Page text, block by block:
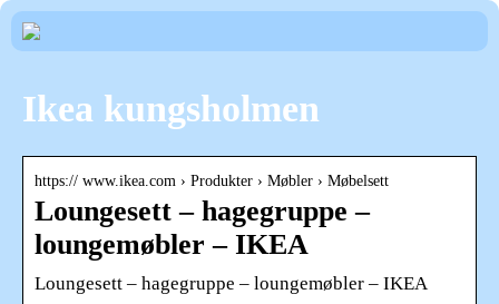
Ikea kungsholmen
https:// www.ikea.com › Produkter › Møbler › Møbelsett
Loungesett – hagegruppe –
loungemøbler – IKEA
Loungesett – hagegruppe – loungemøbler – IKEA